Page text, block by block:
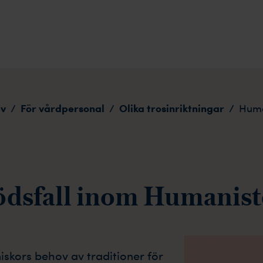
/ För vårdpersonal / Olika trosinriktningar /
inom
behov av traditioner för